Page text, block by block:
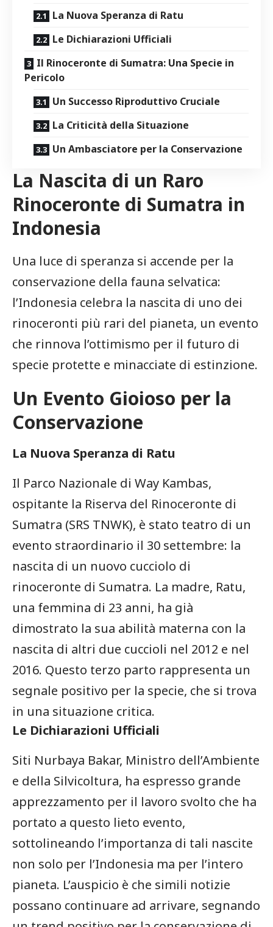
La Nuova Speranza di Ratu
Le Dichiarazioni Ufficiali
Il Rinoceronte di Sumatra: Una⁢ Specie in
Pericolo
Un Successo ​Riproduttivo​ Cruciale
La Criticità della ‍Situazione
Un ⁣Ambasciatore per la⁣ Conservazione
La Nascita ⁣di​ un Raro
Rinoceronte di⁣ Sumatra ‌in
Indonesia
Una luce di⁣ speranza si accende per ‌la
conservazione ​della fauna ⁤selvatica:
l’Indonesia⁣ celebra la nascita di uno dei
rinoceronti più​ rari del pianeta, un evento
che rinnova​ l’ottimismo per il futuro di
specie protette e minacciate di estinzione.
Un Evento Gioioso per la
Conservazione
La Nuova Speranza di Ratu
Il ⁣Parco Nazionale di Way‍ Kambas,
ospitante ‌la Riserva del Rinoceronte di
Sumatra (SRS TNWK), è stato teatro di ⁣un
evento straordinario il ⁣30 settembre: ​la
nascita ⁢di un ​nuovo cucciolo di
rinoceronte‍ di Sumatra. La‌ madre, Ratu,
una ‌femmina di 23 anni, ha già
dimostrato la sua abilità materna con la
nascita di altri due cuccioli nel 2012 e nel
2016. Questo terzo parto rappresenta un
segnale⁤ positivo per la specie, che si trova
in una⁤ situazione critica.
Le Dichiarazioni Ufficiali
Siti Nurbaya Bakar, ‌Ministro dell’Ambiente
e della Silvicoltura,⁤ ha espresso grande
apprezzamento per il lavoro svolto che⁢ ha
portato a questo lieto evento,
sottolineando l’importanza⁣ di tali nascite⁤
non solo ⁣per l’Indonesia ma per l’intero
‌pianeta. L’auspicio è che simili notizie
⁢possano‍ continuare ad‌ arrivare, segnando